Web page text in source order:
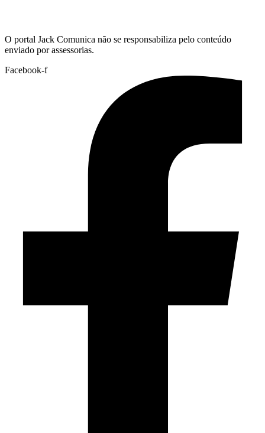
O portal Jack Comunica não se responsabiliza pelo conteúdo
enviado por assessorias.
Facebook-f